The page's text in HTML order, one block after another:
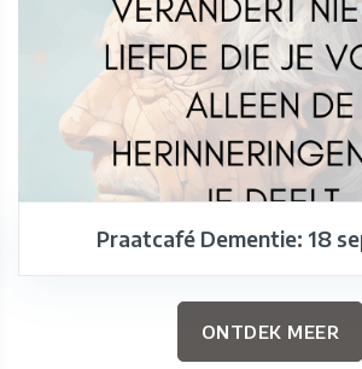
Praatcafé Dementie: 18
ONTDEK MEER